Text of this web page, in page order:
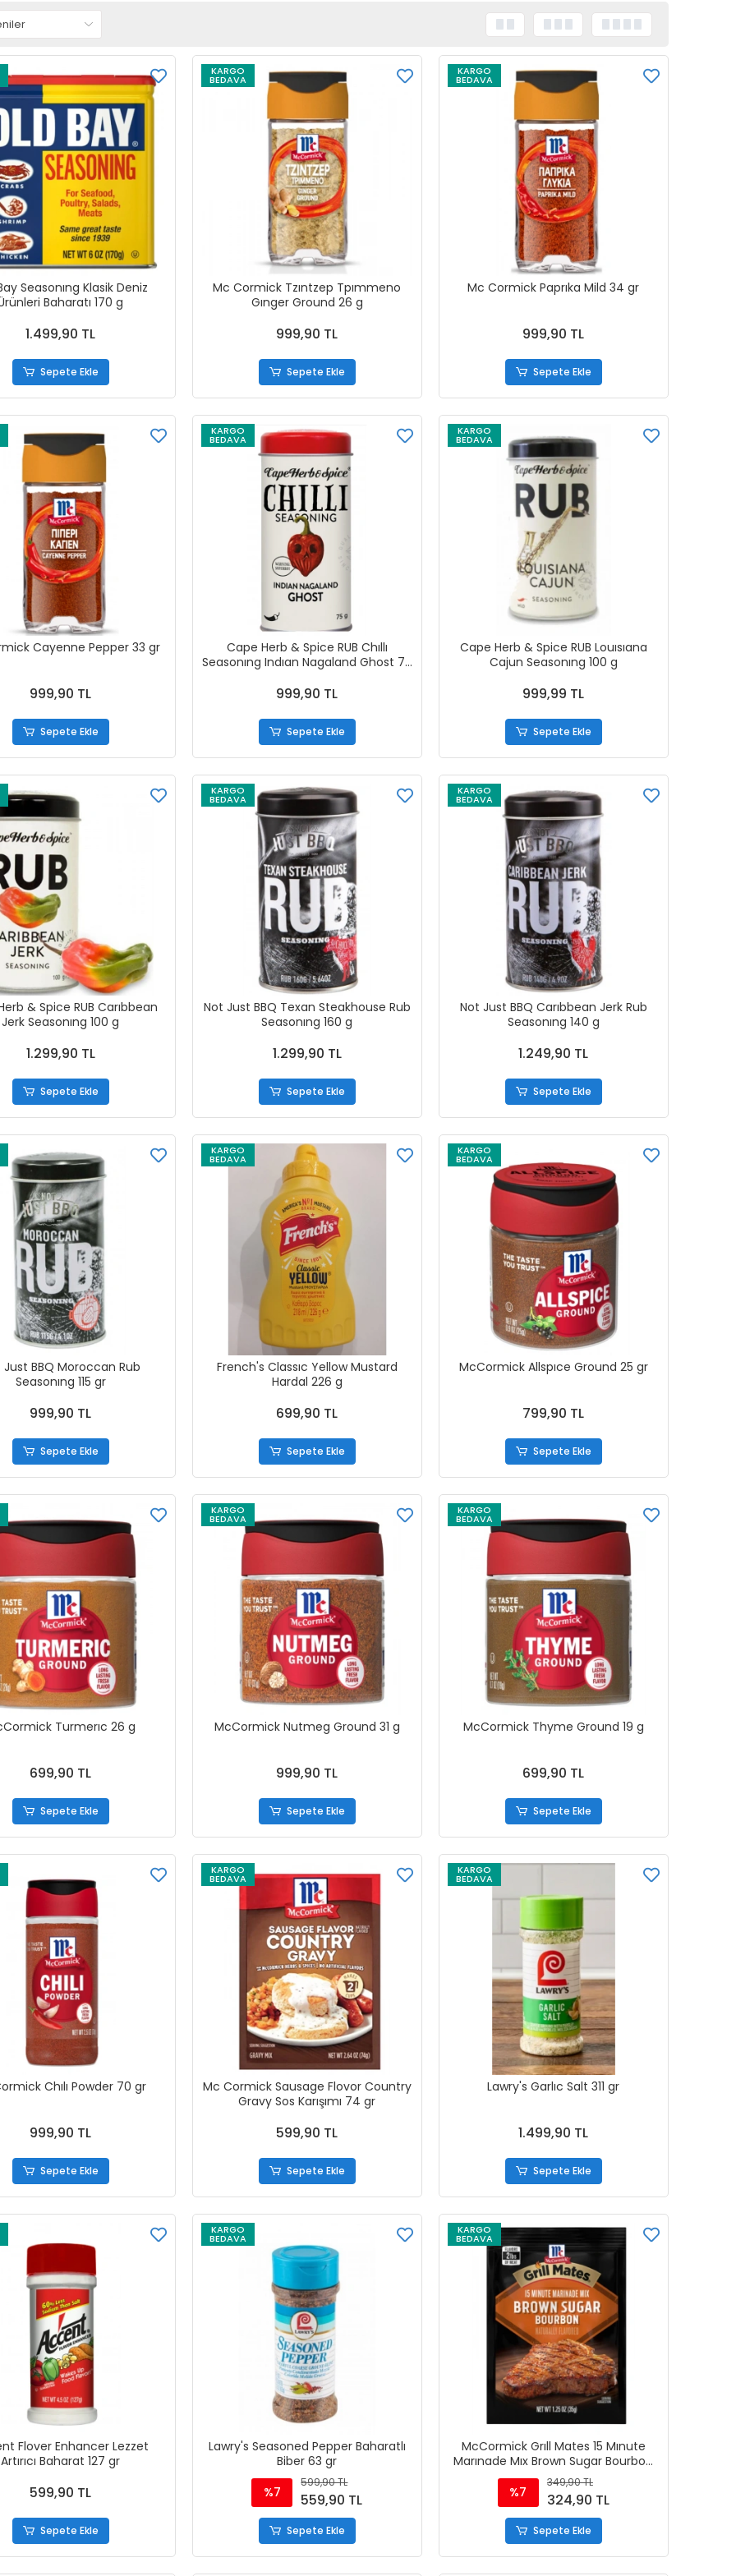
Seasonıng Klasik Deniz
Baharatı 170 g
1.499,90 TL
Sepete Ekle
KARGO
BEDAVA
Mc Cormick Tzıntzep Tpımmeno
Gınger Ground 26 g
999,90 TL
Sepete Ekle
KARGO
BEDAVA
Mc Cormick Paprıka Mild 34 gr
999,90 TL
Sepete Ekle
Cayenne Pepper 33 gr
999,90 TL
Sepete Ekle
KARGO
BEDAVA
Cape Herb & Spice RUB Chıllı
Seasonıng Indıan Nagaland Ghost 75
999,90 TL
Sepete Ekle
KARGO
BEDAVA
Cape Herb & Spice RUB Louısıana
Cajun Seasonıng 100 g
999,99 TL
Sepete Ekle
& Spice RUB Carıbbean
Jerk Seasonıng 100 g
1.299,90 TL
Sepete Ekle
KARGO
BEDAVA
Not Just BBQ Texan Steakhouse Rub
Seasonıng 160 g
1.299,90 TL
Sepete Ekle
KARGO
BEDAVA
Not Just BBQ Carıbbean Jerk Rub
Seasonıng 140 g
1.249,90 TL
Sepete Ekle
Just BBQ Moroccan Rub
Seasonıng 115 gr
999,90 TL
Sepete Ekle
KARGO
BEDAVA
French's Classıc Yellow Mustard
Hardal 226 g
699,90 TL
Sepete Ekle
KARGO
BEDAVA
McCormick Allspıce Ground 25 gr
799,90 TL
Sepete Ekle
Turmerıc 26 g
699,90 TL
Sepete Ekle
KARGO
BEDAVA
McCormick Nutmeg Ground 31 g
999,90 TL
Sepete Ekle
KARGO
BEDAVA
McCormick Thyme Ground 19 g
699,90 TL
Sepete Ekle
Chılı Powder 70 gr
999,90 TL
Sepete Ekle
KARGO
BEDAVA
Mc Cormick Sausage Flovor Country
Gravy Sos Karışımı 74 gr
599,90 TL
Sepete Ekle
KARGO
BEDAVA
Lawry's Garlıc Salt 311 gr
1.499,90 TL
Sepete Ekle
Flover Enhancer Lezzet
Artırıcı Baharat 127 gr
599,90 TL
Sepete Ekle
KARGO
BEDAVA
Lawry's Seasoned Pepper Baharatlı
Biber 63 gr
%7
599,90 TL
559,90 TL
Sepete Ekle
KARGO
BEDAVA
McCormick Grıll Mates 15 Mınute
Marınade Mıx Brown Sugar Bourbon
35 gr
%7
349,90 TL
324,90 TL
Sepete Ekle